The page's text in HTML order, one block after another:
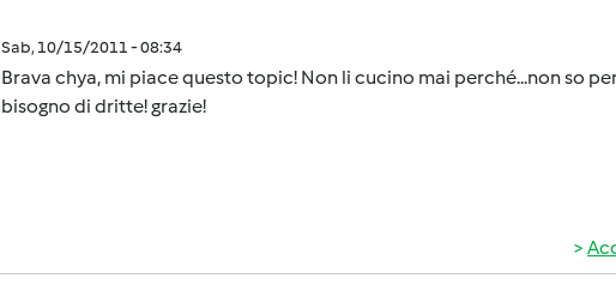
Sab, 10/15/2011 - 08:34
Brava chya, mi piace questo topic! Non li cucino mai perché...non so
bisogno di dritte! grazie!